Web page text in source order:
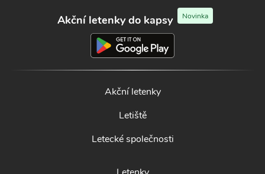
Akční letenky do kapsy Novinka
Akční letenky
Letiště
Letecké společnosti